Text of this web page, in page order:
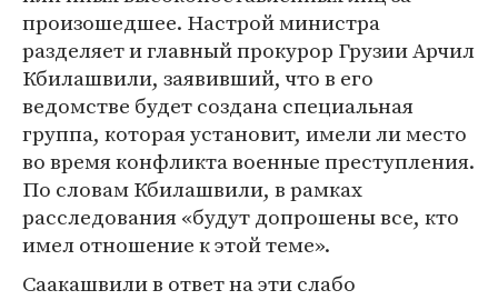
произошедшее. Настрой министра
разделяет и главный прокурор Грузии Арчил
Кбилашвили, заявивший, что в его
ведомстве будет создана специальная
группа, которая установит, имели ли место
во время конфликта военные преступления.
По словам Кбилашвили, в рамках
расследования «будут допрошены все, кто
имел отношение к этой теме».
Саакашвили в ответ на эти слабо